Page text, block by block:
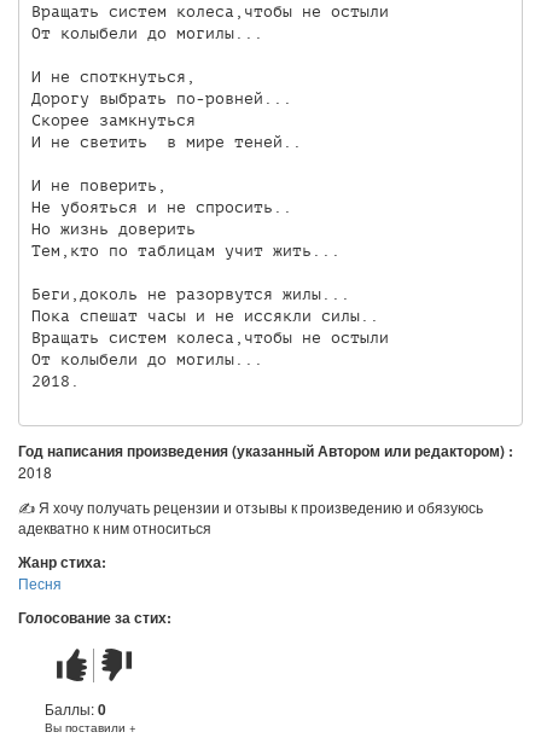
Вращать систем колеса,чтобы не остыли
От колыбели до могилы...
И не споткнуться,
Дорогу выбрать по-ровней...
Скорее замкнуться
И не светить  в мире теней..
И не поверить,
Не убояться и не спросить..
Но жизнь доверить
Тем,кто по таблицам учит жить...
Беги,доколь не разорвутся жилы...
Пока спешат часы и не иссякли силы..
Вращать систем колеса,чтобы не остыли
От колыбели до могилы...
2018.
Год написания произведения (указанный Автором или редактором) :
2018
✍ Я хочу получать рецензии и отзывы к произведению и обязуюсь
адекватно к ним относиться
Жанр стиха:
Песня
Голосование за стих:
Стих
понравился
Стих
не
понравился
Баллы:0
Вы поставили +